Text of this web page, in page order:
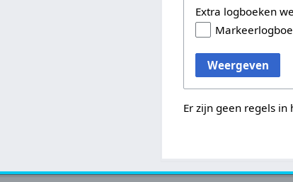
Extra logboeken
Weergeven
Er zijn geen regels